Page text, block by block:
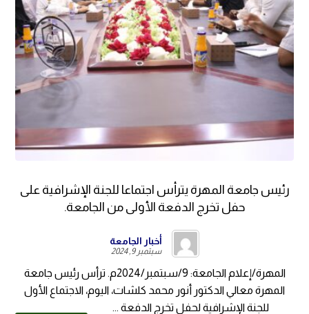
رئيس جامعة المهرة يترأس اجتماعا للجنة الإشرافية على
حفل تخرج الدفعة الأولى من الجامعة.
أخبار الجامعة
سبتمبر 9, 2024
المهرة/إعلام الجامعة: 9/سبتمبر/2024م. ترأس رئيس جامعة
المهرة معالي الدكتور أنور محمد كلشات، اليوم، الاجتماع الأول
للجنة الإشرافية لحفل تخرج الدفعة ...